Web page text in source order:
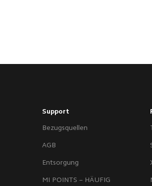
Support
Bezugsquellen
AGB
Entsorgung
MI POINTS – HÄUFIG